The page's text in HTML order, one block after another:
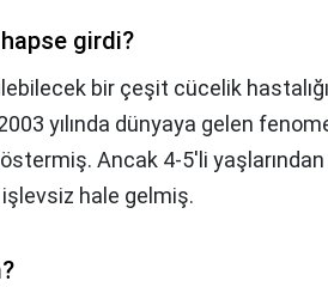
girdi?
bir çeşit cücelik
yılında dünyaya gelen
Ancak 4-5'li
hale gelmiş.